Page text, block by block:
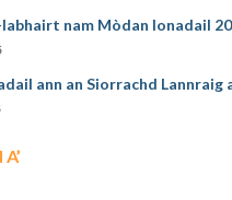
nam Mòdan Ionadail
ann an Siorrachd Lannraig